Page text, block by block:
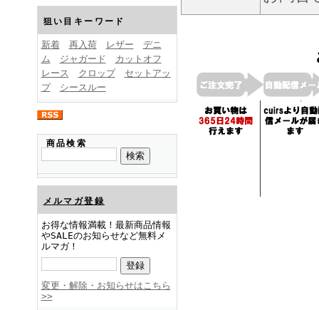
FINEBOYS2024年12月号
FINEBOYS2024年11月号
狙い目キーワード
新着 再入荷 レザー
デニ
ム
ジャガード
カットオフ
レース
クロップ
セットアッ
プ
シースルー
商品検索
メルマガ登録
お得な情報満載！最新商品情報
やSALEのお知らせなど無料メ
ルマガ！
変更・解除・お知らせはこちら
>>